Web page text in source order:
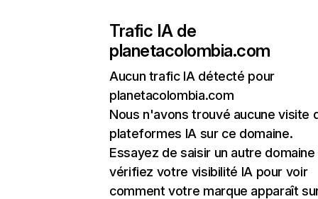
Trafic IA de
planetacolombia.com
Aucun trafic IA détecté pour
planetacolombia.com
Nous n'avons trouvé aucune visite
plateformes IA sur ce domaine.
Essayez de saisir un autre domaine
vérifiez votre visibilité IA pour voir
comment votre marque apparaît